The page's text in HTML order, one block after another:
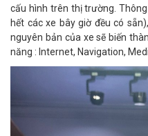
cấu hình trên thị trường.
hết các xe bây giờ đều có
nguyên bản của xe sẽ biến
năng : Internet, Navigation,